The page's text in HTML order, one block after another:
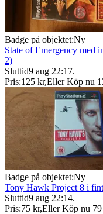
Badge på objektet:Ny
State of Emergency med
2)
Sluttid9 aug 22:17.
Pris:125 kr,Eller Köp nu
Badge på objektet:Ny
Tony Hawk Project 8 i
Sluttid9 aug 22:14.
Pris:75 kr,Eller Köp nu